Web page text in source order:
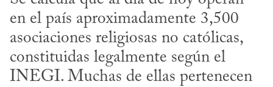
en el país aproximadamente 3,500
asociaciones religiosas no católicas,
constituidas legalmente según el
INEGI. Muchas de ellas pertenecen